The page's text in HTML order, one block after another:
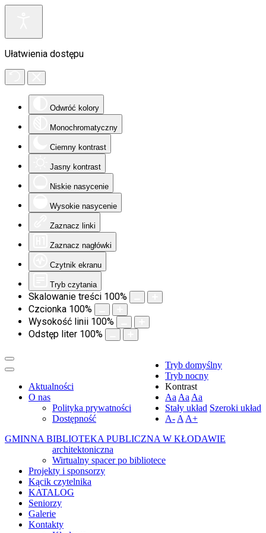
Ułatwienia dostępu
Odwróć kolory
Monochromatyczny
Ciemny kontrast
Jasny kontrast
Niskie nasycenie
Wysokie nasycenie
Zaznacz linki
Zaznacz nagłówki
Czytnik ekranu
Tryb czytania
Skalowanie treści 100%
Czcionka 100%
Wysokość linii 100%
Odstęp liter 100%
Tryb domyślny
Tryb nocny
Kontrast
Aa Aa Aa
Stały układ Szeroki układ
A- A A+
GMINNA BIBLIOTEKA PUBLICZNA W KŁODAWIE
Aktualności
O nas
Polityka prywatności
Dostępność
architektoniczna
Wirtualny spacer po bibliotece
Projekty i sponsorzy
Kącik czytelnika
KATALOG
Seniorzy
Galerie
Kontakty